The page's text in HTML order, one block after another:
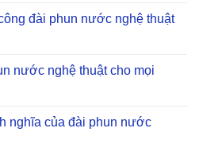
đài phun nước nghệ thuật
nước nghệ thuật cho mọi
nghĩa của đài phun nước